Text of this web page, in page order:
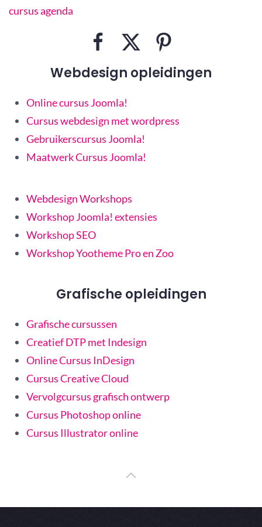
cursus agenda
Webdesign opleidingen
Online cursus Joomla!
Cursus webdesign met wordpress
Gebruikerscursus Joomla!
Maatwerk Cursus Joomla!
Webdesign Workshops
Workshop Joomla! extensies
Workshop SEO
Workshop Yootheme Pro en Zoo
Grafische opleidingen
Grafische cursussen
Creatief DTP met Indesign
Online Cursus InDesign
Cursus Creative Cloud
Vervolgcursus grafisch ontwerp
Cursus Photoshop online
Cursus Illustrator online